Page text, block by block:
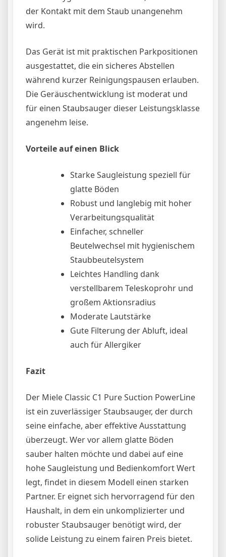
der Kontakt mit dem Staub unangenehm
wird.
Das Gerät ist mit praktischen Parkpositionen
ausgestattet, die ein sicheres Abstellen
während kurzer Reinigungspausen erlauben.
Die Geräuschentwicklung ist moderat und
für einen Staubsauger dieser Leistungsklasse
angenehm leise.
Vorteile auf einen Blick
Starke Saugleistung speziell für
glatte Böden
Robust und langlebig mit hoher
Verarbeitungsqualität
Einfacher, schneller
Beutelwechsel mit hygienischem
Staubbeutelsystem
Leichtes Handling dank
verstellbarem Teleskoprohr und
großem Aktionsradius
Moderate Lautstärke
Gute Filterung der Abluft, ideal
auch für Allergiker
Fazit
Der Miele Classic C1 Pure Suction PowerLine
ist ein zuverlässiger Staubsauger, der durch
seine einfache, aber effektive Ausstattung
überzeugt. Wer vor allem glatte Böden
sauber halten möchte und dabei auf eine
hohe Saugleistung und Bedienkomfort Wert
legt, findet in diesem Modell einen starken
Partner. Er eignet sich hervorragend für den
Haushalt, in dem ein unkomplizierter und
robuster Staubsauger benötigt wird, der
solide Leistung zu einem fairen Preis bietet.